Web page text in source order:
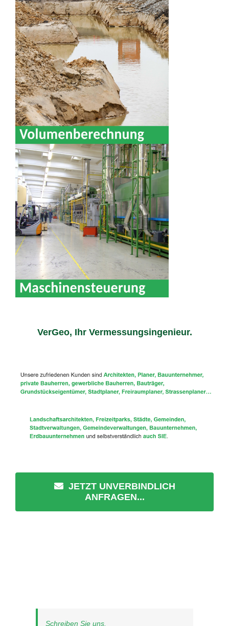
VerGeo, Ihr Vermessungsingenieur.
JETZT UNVERBINDLICH
ANFRAGEN...
Schreiben Sie uns.